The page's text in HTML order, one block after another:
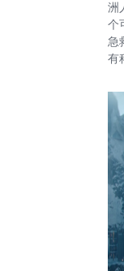
洲
个
急
有